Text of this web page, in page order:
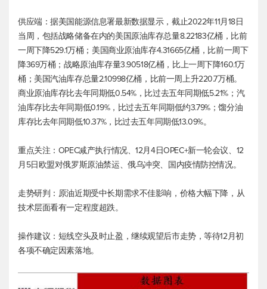
供应端：据美国能源信息署最新数据显示，截止2022年11月18日
当周，包括战略储备在内的美国原油库存总量8.22183亿桶，比前
一周下降529.1万桶；美国商业原油库存4.31665亿桶，比前一周下
降369万桶；战略原油库存量3.90518亿桶，比上一周下降160.1万
桶；美国汽油库存总量2.10998亿桶，比前一周上升220.7万桶。
商业原油库存比去年同期低0.54%，比过去五年同期低5.21%；汽
油库存比去年同期低0.19%，比过去五年同期低约3.79%；馏分油
库存比去年同期低10.37%，比过去五年同期低13.09%。
重点关注：OPEC减产执行情况、12月4日OPEC+新一轮会议、12
月5日欧盟对俄罗斯原油禁运、俄乌冲突、国内疫情防控情况。
走势研判：原油近期受中长期需求不佳影响，价格大幅下降，从
技术层面看有一定程度超跌。
操作建议：短线空头及时止盈，继续观望后市走势，等待12月初
各项不确定因素落地。